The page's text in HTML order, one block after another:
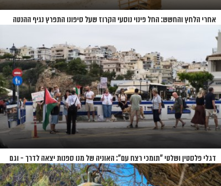
אחרי הלחץ והחשש: החל פינוי נוסעי הקרוז שעל סיפונו התפרץ נגיף ההנטה
דגלי פלסטין ושלטי "תומכי רצח עם": האוניה של מנו ספנות יצאה לדרך - וגם
המחאות